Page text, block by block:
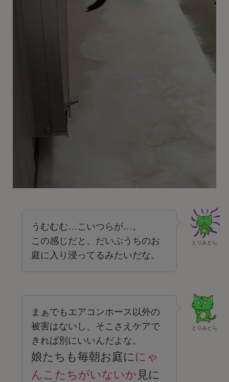
とりみどら
うむむむ…こいつらが…。
この感じだと、だいぶうちのお
庭に入り浸ってるみたいだな。
とりみどら
まぁでもエアコンホース以外の
被害はないし、そこさえケアで
きれば別にいいんだよな。
娘たちも毎朝お庭に にゃ
んこたちがいないか 見に